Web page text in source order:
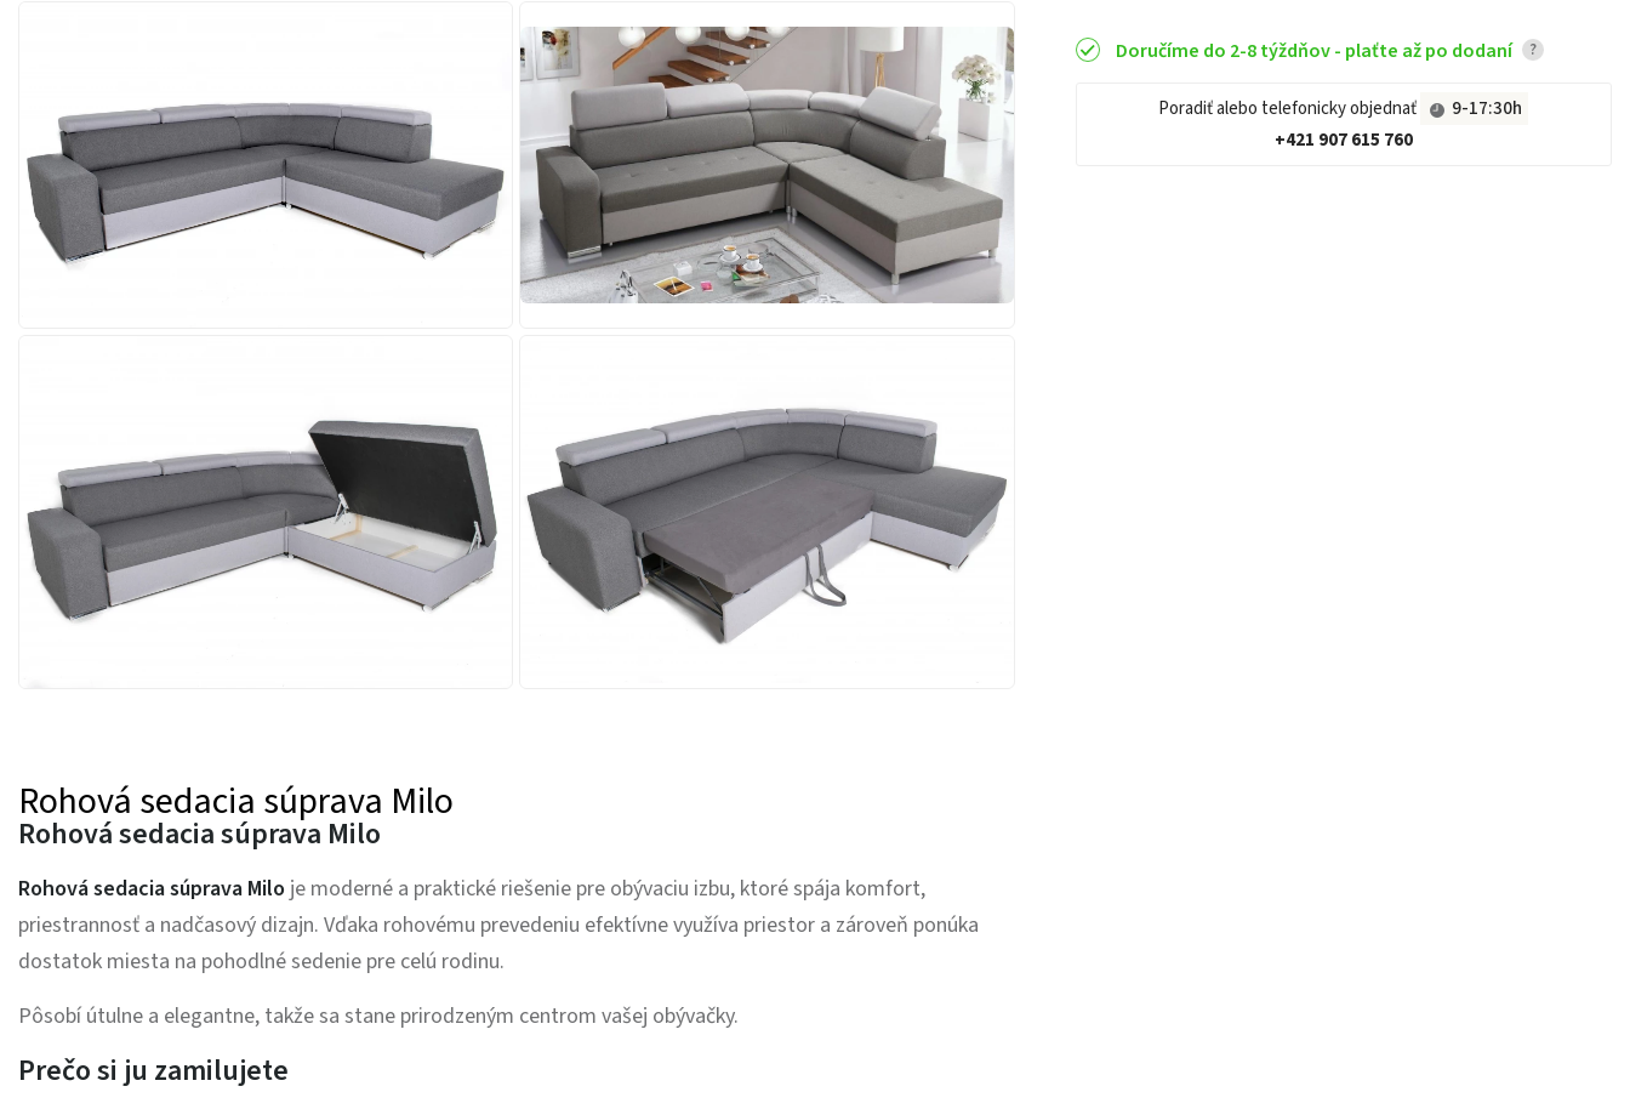
Doručíme do 2-8 týždňov - plaťte až po dodaní ?
Poradiť alebo telefonicky objednať
9-17:30h
+421 907 615 760
Rohová sedacia súprava Milo
Rohová sedacia súprava Milo
Rohová sedacia súprava Milo je moderné a praktické riešenie pre obývaciu izbu, ktoré spája komfort,
priestrannosť a nadčasový dizajn. Vďaka rohovému prevedeniu efektívne využíva priestor a zároveň ponúka
dostatok miesta na pohodlné sedenie pre celú rodinu.
Pôsobí útulne a elegantne, takže sa stane prirodzeným centrom vašej obývačky.
Prečo si ju zamilujete